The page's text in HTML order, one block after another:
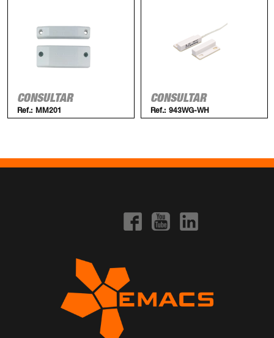
CONSULTAR
Ref.: MM201
CONSULTAR
Ref.: 943WG-WH